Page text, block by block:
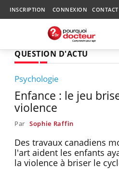
INSCRIPTION CONNEXION CONTACT
QUESTION D'ACTU
Psychologie
Enfance : le jeu
violence
Par Sophie Raffin
Des travaux canadiens
l'art aident les enfants
la violence à briser le